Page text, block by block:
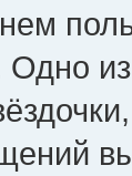
Одно